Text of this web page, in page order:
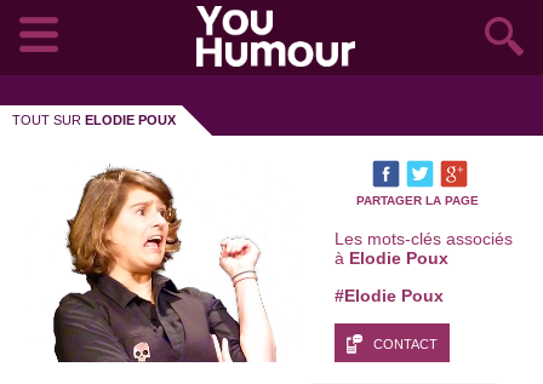
TOUT SUR ELODIE POUX
PARTAGER LA PAGE
Les mots-clés associés
à Elodie Poux
#Elodie Poux
CONTACT